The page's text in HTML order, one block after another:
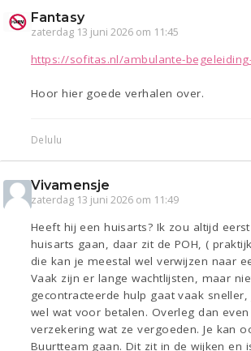
Fantasy
zaterdag 13 juni 2026 om 11:45
https://sofitas.nl/ambulante-
Hoor hier goede verhalen over.
Delulu
Vivamensje
zaterdag 13 juni 2026 om 11:49
Heeft hij een huisarts? Ik zou altijd
huisarts gaan, daar zit de POH, (
die kan je meestal wel verwijzen naar
Vaak zijn er lange wachtlijsten, maar
gecontracteerde hulp gaat vaak
wel wat voor betalen. Overleg dan
verzekering wat ze vergoeden. Je kan
Buurtteam gaan. Dit zit in de wijken en